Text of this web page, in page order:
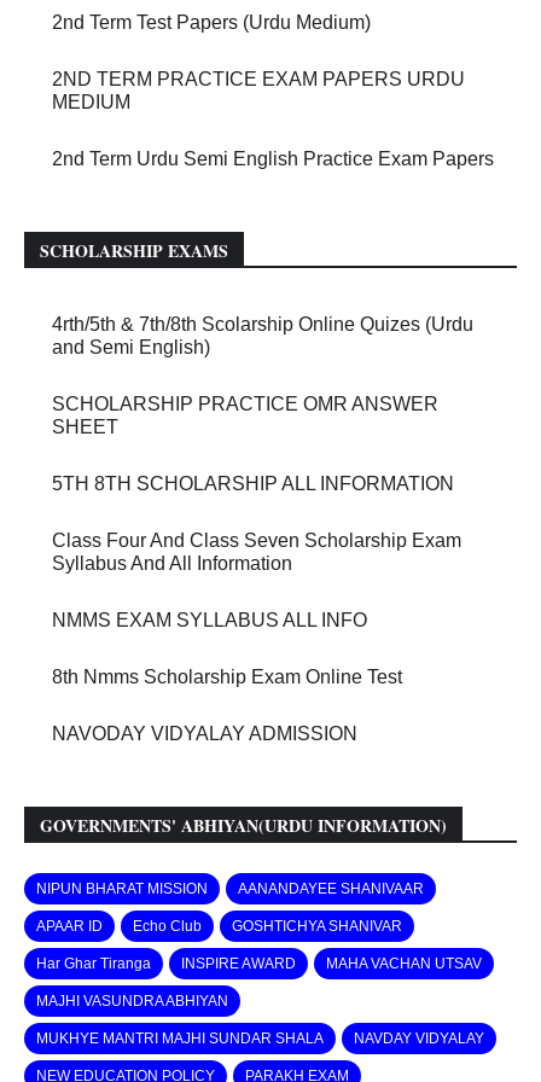
2nd Term Test Papers (Urdu Medium)
2ND TERM PRACTICE EXAM PAPERS URDU
MEDIUM
2nd Term Urdu Semi English Practice Exam Papers
SCHOLARSHIP EXAMS
4rth/5th & 7th/8th Scolarship Online Quizes (Urdu
and Semi English)
SCHOLARSHIP PRACTICE OMR ANSWER
SHEET
5TH 8TH SCHOLARSHIP ALL INFORMATION
Class Four And Class Seven Scholarship Exam
Syllabus And All Information
NMMS EXAM SYLLABUS ALL INFO
8th Nmms Scholarship Exam Online Test
NAVODAY VIDYALAY ADMISSION
GOVERNMENTS' ABHIYAN(URDU INFORMATION)
NIPUN BHARAT MISSION AANANDAYEE SHANIVAAR
APAAR ID Echo Club GOSHTICHYA SHANIVAR
Har Ghar Tiranga INSPIRE AWARD MAHA VACHAN UTSAV
MAJHI VASUNDRA ABHIYAN
MUKHYE MANTRI MAJHI SUNDAR SHALA NAVDAY VIDYALAY
NEW EDUCATION POLICY PARAKH EXAM